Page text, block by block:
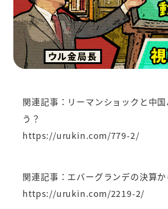
関連記事：リーマンショックと中
う？
https://urukin.com/779-2/
関連記事：エバーグランデの決算
https://urukin.com/2219-2/